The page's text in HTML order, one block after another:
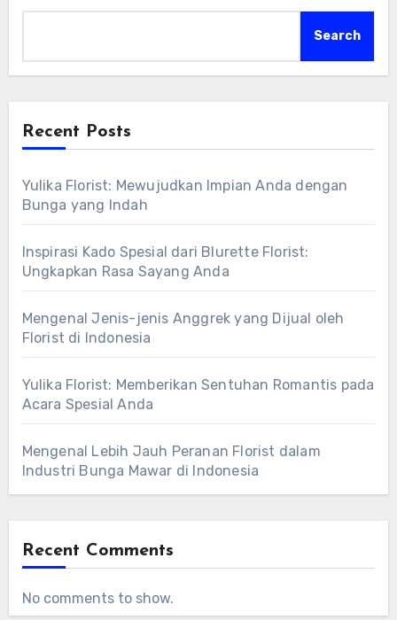
Search
Recent Posts
Yulika Florist: Mewujudkan Impian Anda dengan
Bunga yang Indah
Inspirasi Kado Spesial dari Blurette Florist:
Ungkapkan Rasa Sayang Anda
Mengenal Jenis-jenis Anggrek yang Dijual oleh
Florist di Indonesia
Yulika Florist: Memberikan Sentuhan Romantis pada
Acara Spesial Anda
Mengenal Lebih Jauh Peranan Florist dalam
Industri Bunga Mawar di Indonesia
Recent Comments
No comments to show.